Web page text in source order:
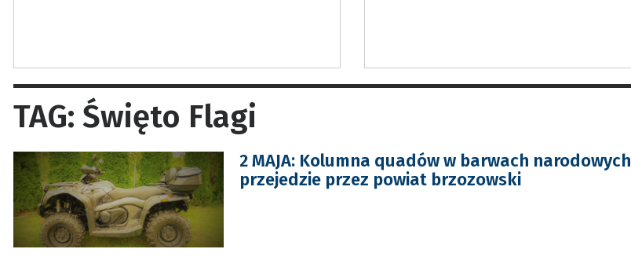
TAG: Święto Flagi
2 MAJA: Kolumna quadów w barwach narodowych
przejedzie przez powiat brzozowski